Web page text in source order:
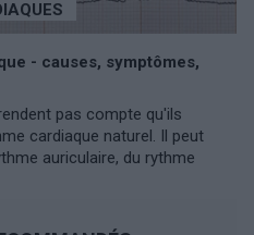
- causes, symptômes,
pas compte qu'ils
cardiaque naturel. Il peut
auriculaire, du rythme